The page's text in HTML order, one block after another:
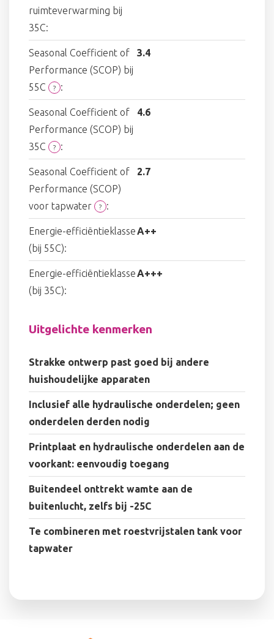
ruimteverwarming bij
35C:
Seasonal Coefficient of
Performance (SCOP) bij
55C
? :
3.4
Seasonal Coefficient of
Performance (SCOP) bij
35C
? :
4.6
Seasonal Coefficient of
Performance (SCOP)
voor tapwater
? :
2.7
Energie-efficiëntieklasse
(bij 55C):
A++
Energie-efficiëntieklasse
(bij 35C):
A+++
Uitgelichte kenmerken
Strakke ontwerp past goed bij andere
huishoudelijke apparaten
Inclusief alle hydraulische onderdelen; geen
onderdelen derden nodig
Printplaat en hydraulische onderdelen aan de
voorkant: eenvoudig toegang
Buitendeel onttrekt wamte aan de
buitenlucht, zelfs bij -25C
Te combineren met roestvrijstalen tank voor
tapwater